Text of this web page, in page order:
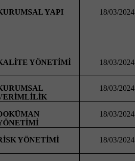
YAPI 18/03/2024
YÖNETİMİ 18/03/2024
18/03/2024
18/03/2024
YÖNETİMİ 18/03/2024